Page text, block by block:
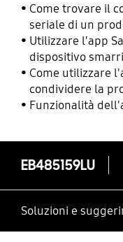
Come trovare il
seriale di un
Utilizzare l'app
dispositivo
Come utilizzare
condividere la
familiari e altri
Funzionalità
EB485159LU
Soluzioni e